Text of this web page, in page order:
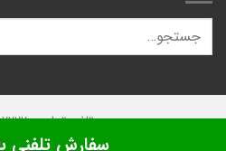
تلفن تماس: 02188882222
سفارش تلفنی